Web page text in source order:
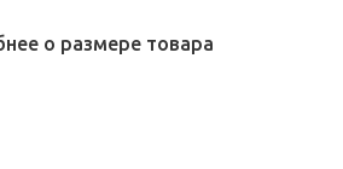
о размере товара